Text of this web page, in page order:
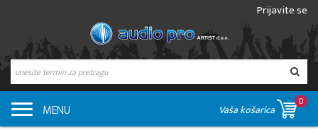
Prijavite se
MENU Vaša košarica
0